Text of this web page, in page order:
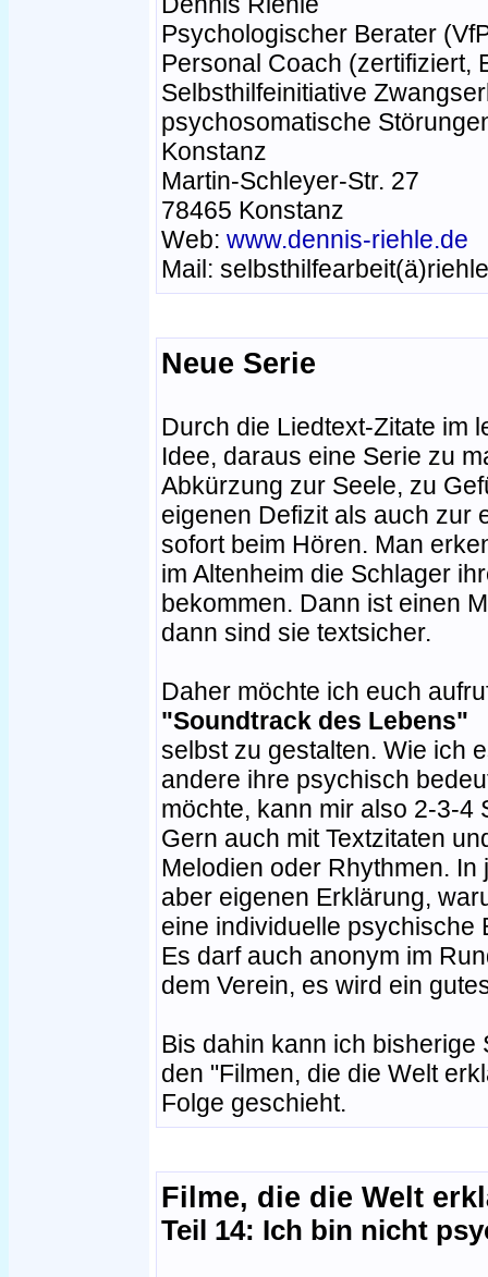
Psychologischer Berater
Personal Coach (zertifiziert,
Selbsthilfeinitiative
psychosomatische
Konstanz
Martin-Schleyer-Str. 27
78465 Konstanz
Web: www.dennis-riehle.de
Mail:
Neue Serie
Durch die Liedtext-Zitate im
Idee, daraus eine Serie zu
Abkürzung zur Seele, zu
eigenen Defizit als auch zur
sofort beim Hören. Man
im Altenheim die Schlager
bekommen. Dann ist einen
dann sind sie textsicher.
Daher möchte ich euch
"Soundtrack des Lebens"
selbst zu gestalten. Wie ich
andere ihre psychisch
möchte, kann mir also 2-3-4
Gern auch mit Textzitaten
Melodien oder Rhythmen.
aber eigenen Erklärung,
eine individuelle psychische
Es darf auch anonym im
dem Verein, es wird ein
Bis dahin kann ich
den "Filmen, die die Welt
Folge geschieht.
Filme, die die Welt
Teil 14: Ich bin nicht